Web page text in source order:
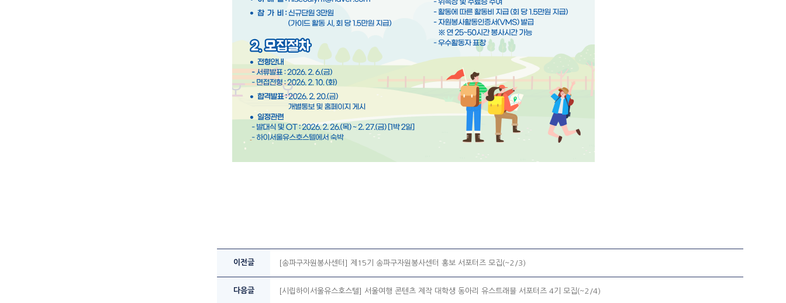
이전글 [송파구자원봉사센터] 제15기 송파구자원봉사센터 홍보 서포터즈 모집(~2/3)
다음글 [시립하이서울유스호스텔] 서울여행 콘텐츠 제작 대학생 동아리 유스트래블 서포터즈 4기 모집(~2/4)